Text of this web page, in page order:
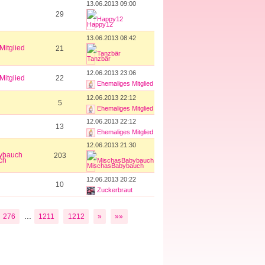
29
13.06.2013 09:00
Happy12
21
13.06.2013 08:42
Tanzbär
22
12.06.2013 23:06
Ehemaliges Mitglied
5
12.06.2013 22:12
Ehemaliges Mitglied
13
12.06.2013 22:12
Ehemaliges Mitglied
203
12.06.2013 21:30
MischasBabybauch
10
12.06.2013 20:22
Zuckerbraut
276 1211 1212 » »»